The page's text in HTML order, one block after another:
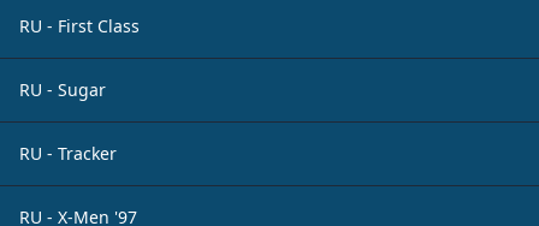
RU - First Class
RU - Sugar
RU - Tracker
RU - X-Men '97